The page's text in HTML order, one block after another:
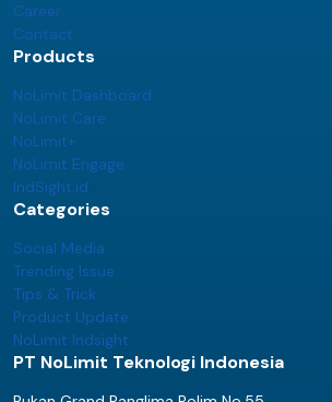
Career
Contact
Products
NoLimit Dashboard
NoLimit Care
NoLimit+
NoLimit Engage
IndSight.id
Categories
Social Media
Trending Issue
Tips & Trick
Product Update
NoLimit Indsight
PT NoLimit Teknologi Indonesia